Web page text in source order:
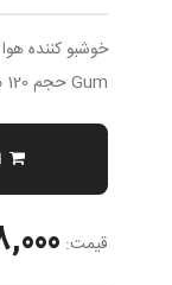
Gum حجم 120 میلی لیتر
قیمت: